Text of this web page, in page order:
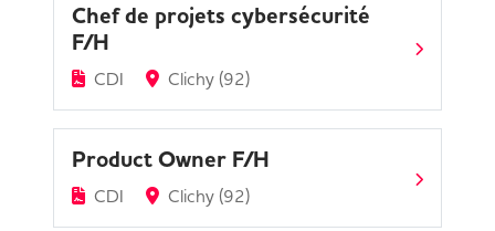
Chef de projets cybersécurité
F/H
CDI Clichy (92)
Product Owner F/H
CDI Clichy (92)